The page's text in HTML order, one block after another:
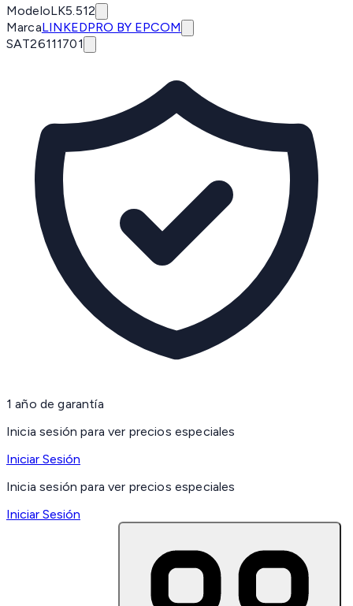
ModeloLK5.512
MarcaLINKEDPRO BY EPCOM
SAT26111701
1 año de garantía
Inicia sesión para ver precios especiales
Iniciar Sesión
Inicia sesión para ver precios especiales
Iniciar Sesión